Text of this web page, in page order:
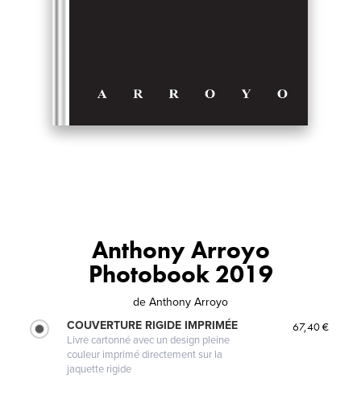
Anthony Arroyo
Photobook 2019
de Anthony Arroyo
COUVERTURE RIGIDE IMPRIMÉE
Livre cartonné avec un design pleine
couleur imprimé directement sur la
jaquette rigide
67,40 €